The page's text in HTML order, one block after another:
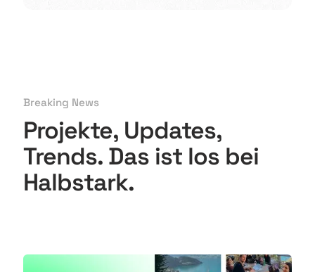
Breaking News
Projekte, Updates,
Trends. Das ist los bei
Halbstark.